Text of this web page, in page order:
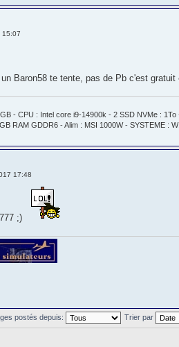
15:07
Baron58 te tente, pas de Pb c'est
- CPU : Intel core i9-14900k - 2 SSD NVMe : 1To
RAM GDDR6 - Alim : MSI 1000W - SYSTEME :
17:48
;)
postés depuis: Trier par